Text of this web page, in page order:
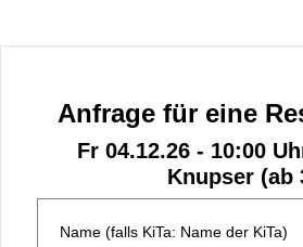
Anfrage für eine
Fr 04.12.26 - 10:00
Knupser (ab
Name (falls KiTa: Name der KiTa)